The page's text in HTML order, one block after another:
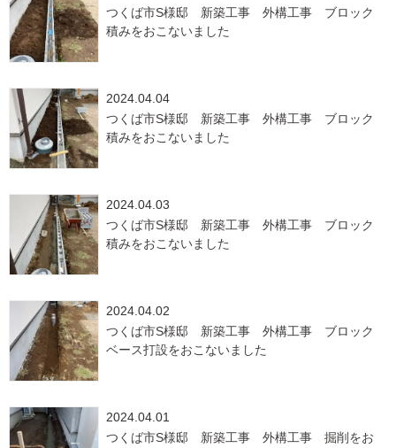
つくば市S様邸 新築工事 外構工事 ブロック
積みをおこないました
2024.04.04
つくば市S様邸 新築工事 外構工事 ブロック
積みをおこないました
2024.04.03
つくば市S様邸 新築工事 外構工事 ブロック
積みをおこないました
2024.04.02
つくば市S様邸 新築工事 外構工事 ブロック
ベース打設をおこないました
2024.04.01
つくば市S様邸 新築工事 外構工事 掘削をお